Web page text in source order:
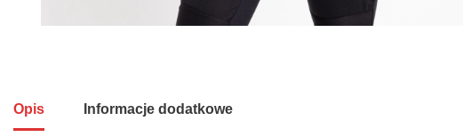
Opis Informacje dodatkowe